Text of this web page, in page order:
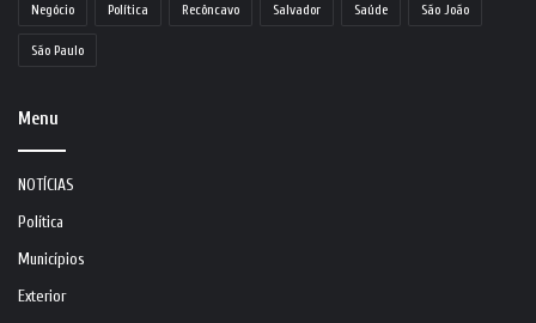
Negócio Política Recôncavo Salvador Saúde São João
São Paulo
Menu
NOTÍCIAS
Política
Municípios
Exterior